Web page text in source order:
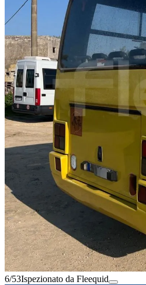
6/53Ispezionato da Fleequid